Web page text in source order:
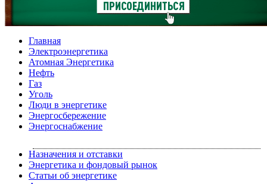
Главная
Электроэнергетика
Атомная Энергетика
Нефть
Газ
Уголь
Люди в энергетике
Энергосбережение
Энергоснабжение
Назначения и отставки
Энергетика и фондовый рынок
Статьи об энергетике